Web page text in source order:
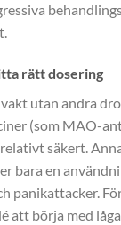
rätt dosering
utan andra
(som MAO-
säkert.
bara en
panikattacker.
att börja med